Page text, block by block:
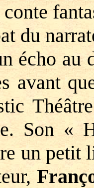
du
écho au
avant
Son «
un petit